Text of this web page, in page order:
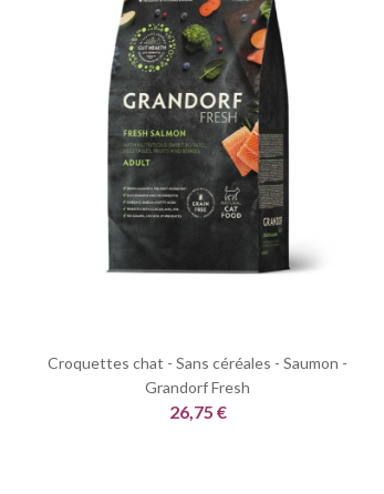
Croquettes chat - Sans céréales - Saumon -
Grandorf Fresh
26,75 €